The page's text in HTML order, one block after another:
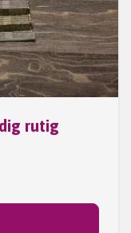
rutig